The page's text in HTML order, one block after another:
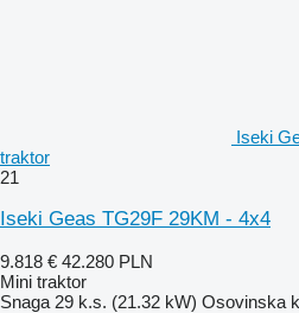
Iseki
traktor
21
Iseki Geas TG29F 29KM - 4x4
9.818 € 42.280 PLN
Mini traktor
Snaga 29 k.s. (21.32 kW) Osovinska